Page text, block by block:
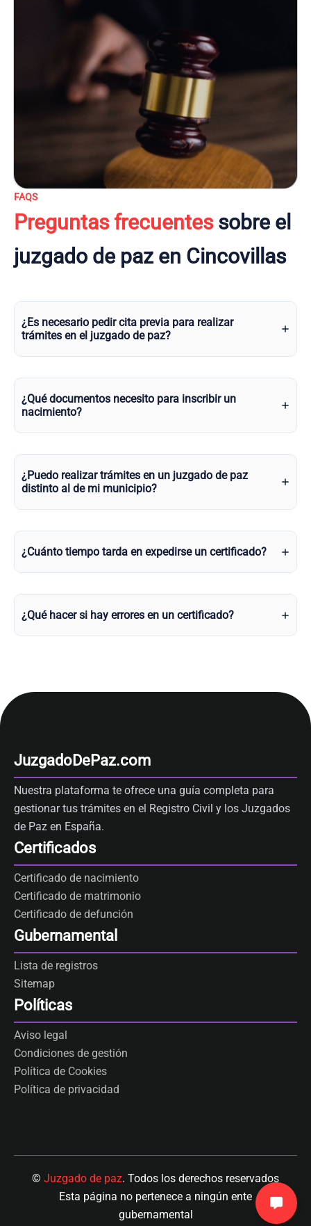
FAQS
Preguntas frecuentessobre el
juzgado de paz en Cincovillas
¿Es necesario pedir cita previa para realizar
trámites en el juzgado de paz?
¿Qué documentos necesito para inscribir un
nacimiento?
¿Puedo realizar trámites en un juzgado de paz
distinto al de mi municipio?
¿Cuánto tiempo tarda en expedirse un certificado?
¿Qué hacer si hay errores en un certificado?
JuzgadoDePaz.com
Nuestra plataforma te ofrece una guía completa para
gestionar tus trámites en el Registro Civil y los Juzgados
de Paz en España.
Certificados
Certificado de nacimiento
Certificado de matrimonio
Certificado de defunción
Gubernamental
Lista de registros
Sitemap
Políticas
Aviso legal
Condiciones de gestión
Política de Cookies
Política de privacidad
© Juzgado de paz. Todos los derechos reservados
Esta página no pertenece a ningún ente
gubernamental